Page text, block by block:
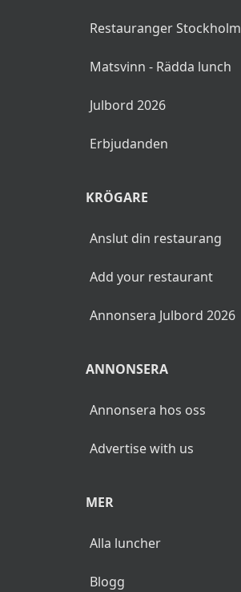
Restauranger Stockholm
Matsvinn - Rädda lunch
Julbord 2026
Erbjudanden
KRÖGARE
Anslut din restaurang
Add your restaurant
Annonsera Julbord 2026
ANNONSERA
Annonsera hos oss
Advertise with us
MER
Alla luncher
Blogg